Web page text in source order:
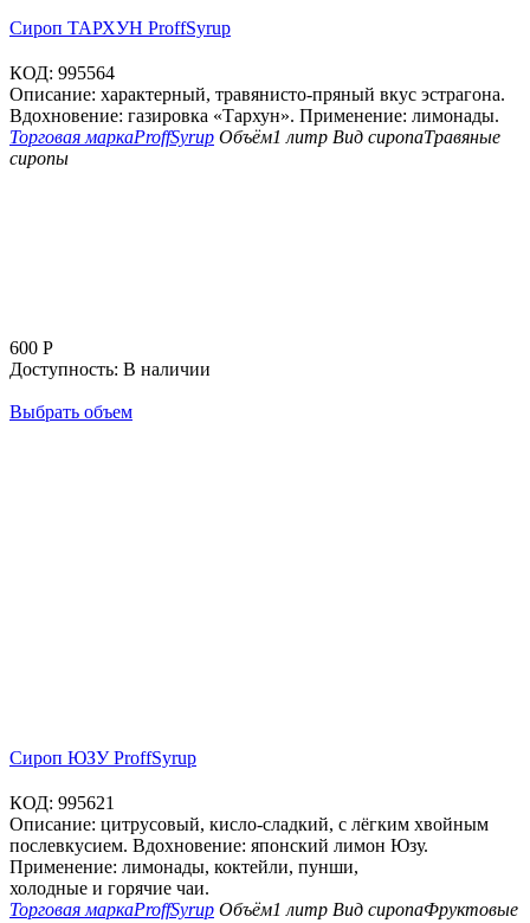
Сироп ТАРХУН ProffSyrup
КОД: 995564
Описание: характерный, травянисто-пряный вкус эстрагона.
Вдохновение: газировка «Тархун». Применение: лимонады.
Торговая маркаProffSyrup Объём1 литр Вид сиропаТравяные
сиропы
600 Р
Доступность: В наличии
Выбрать объем
Сироп ЮЗУ ProffSyrup
КОД: 995621
Описание: цитрусовый, кисло-сладкий, с лёгким хвойным
послевкусием. Вдохновение: японский лимон Юзу.
Применение: лимонады, коктейли, пунши,
холодные и горячие чаи.
Торговая маркаProffSyrup Объём1 литр Вид сиропаФруктовые